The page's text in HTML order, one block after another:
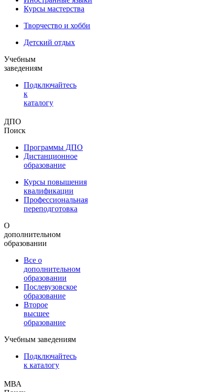
Курсы мастерства
Творчество и хобби
Детский отдых
Учебным
заведениям
Подключайтесь
к
каталогу
ДПО
Поиск
Программы ДПО
Дистанционное
образование
Курсы повышения
квалификации
Профессиональная
переподготовка
О
дополнительном
образовании
Все о
дополнительном
образовании
Послевузовское
образование
Второе
высшее
образование
Учебным заведениям
Подключайтесь
к каталогу
МВА